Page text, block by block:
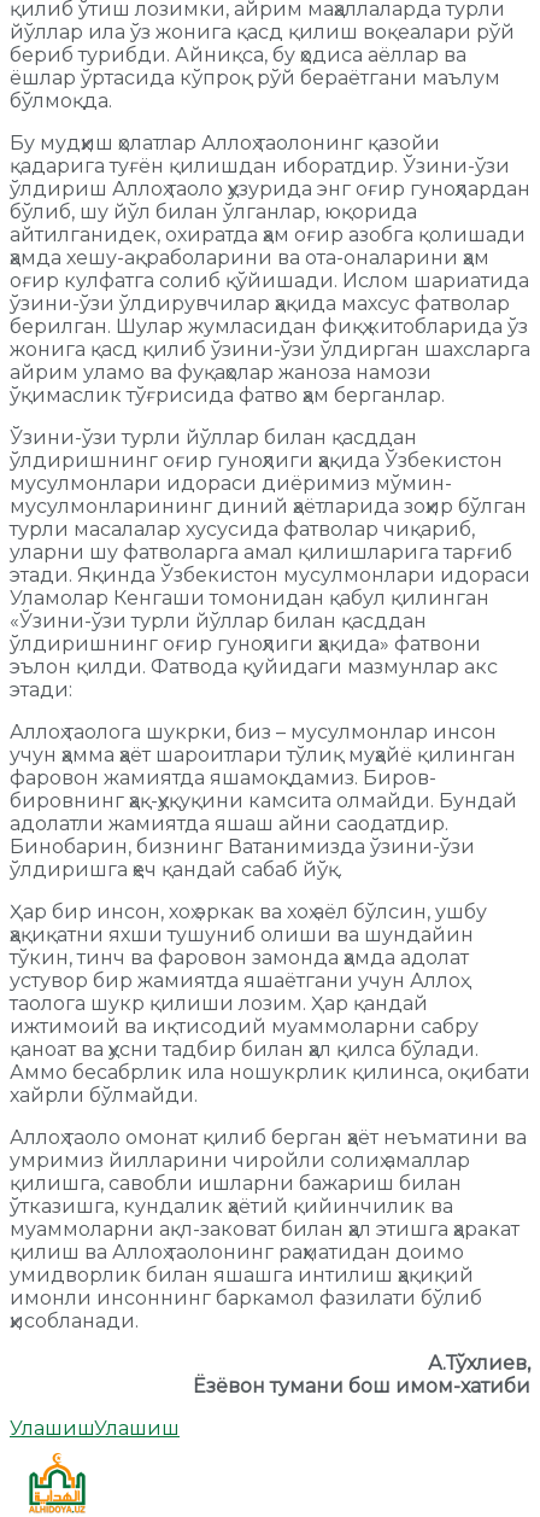
қилиб ўтиш лозимки, айрим маҳаллаларда турли
йўллар ила ўз жонига қасд қилиш воқеалари рўй
бериб турибди. Айниқса, бу ҳодиса аёллар ва
ёшлар ўртасида кўпроқ рўй бераётгани маълум
бўлмоқда.
Бу мудҳиш ҳолатлар Аллоҳ таолонинг қазойи
қадарига туғён қилишдан иборатдир. Ўзини-ўзи
ўлдириш Аллоҳ таоло ҳузурида энг оғир гуноҳлардан
бўлиб, шу йўл билан ўлганлар, юқорида
айтилганидек, охиратда ҳам оғир азобга қолишади
ҳамда хешу-ақраболарини ва ота-оналарини ҳам
оғир кулфатга солиб қўйишади. Ислом шариатида
ўзини-ўзи ўлдирувчилар ҳақида махсус фатволар
берилган. Шулар жумласидан фиқҳ китобларида ўз
жонига қасд қилиб ўзини-ўзи ўлдирган шахсларга
айрим уламо ва фуқаҳолар жаноза намози
ўқимаслик тўғрисида фатво ҳам берганлар.
Ўзини-ўзи турли йўллар билан қасддан
ўлдиришнинг оғир гуноҳлиги ҳақида Ўзбекистон
мусулмонлари идораси диёримиз мўмин-
мусулмонларининг диний ҳаётларида зоҳир бўлган
турли масалалар хусусида фатволар чиқариб,
уларни шу фатволарга амал қилишларига тарғиб
этади. Яқинда Ўзбекистон мусулмонлари идораси
Уламолар Кенгаши томонидан қабул қилинган
«Ўзини-ўзи турли йўллар билан қасддан
ўлдиришнинг оғир гуноҳлиги ҳақида» фатвони
эълон қилди. Фатвода қуйидаги мазмунлар акс
этади:
Аллоҳ таолога шукрки, биз – мусулмонлар инсон
учун ҳамма ҳаёт шароитлари тўлиқ муҳайё қилинган
фаровон жамиятда яшамоқдамиз. Биров-
бировнинг ҳақ-ҳуқуқини камсита олмайди. Бундай
адолатли жамиятда яшаш айни саодатдир.
Бинобарин, бизнинг Ватанимизда ўзини-ўзи
ўлдиришга ҳеч қандай сабаб йўқ.
Ҳар бир инсон, хоҳ эркак ва хоҳ аёл бўлсин, ушбу
ҳақиқатни яхши тушуниб олиши ва шундайин
тўкин, тинч ва фаровон замонда ҳамда адолат
устувор бир жамиятда яшаётгани учун Аллоҳ
таолога шукр қилиши лозим. Ҳар қандай
ижтимоий ва иқтисодий муаммоларни сабру
қаноат ва ҳусни тадбир билан ҳал қилса бўлади.
Аммо бесабрлик ила ношукрлик қилинса, оқибати
хайрли бўлмайди.
Аллоҳ таоло омонат қилиб берган ҳаёт неъматини ва
умримиз йилларини чиройли солиҳ амаллар
қилишга, савобли ишларни бажариш билан
ўтказишга, кундалик ҳаётий қийинчилик ва
муаммоларни ақл-заковат билан ҳал этишга ҳаракат
қилиш ва Аллоҳ таолонинг раҳматидан доимо
умидворлик билан яшашга интилиш ҳақиқий
имонли инсоннинг баркамол фазилати бўлиб
ҳисобланади.
А.Тўхлиев,
Ёзёвон тумани бош имом-хатиби
УлашишУлашиш